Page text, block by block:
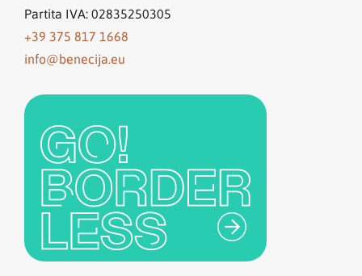
Partita IVA: 02835250305
+39 375 817 1668
info@benecija.eu